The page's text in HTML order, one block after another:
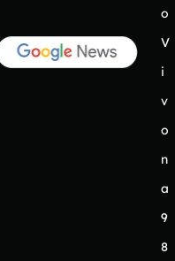
o
V
i
v
o
n
a
9
8